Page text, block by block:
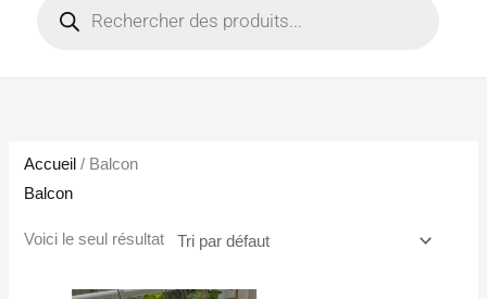
produits
Accueil / Balcon
Balcon
Voici le seul résultat